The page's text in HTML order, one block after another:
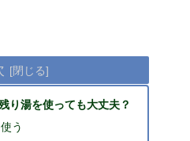
り湯を使っても大丈夫？
う